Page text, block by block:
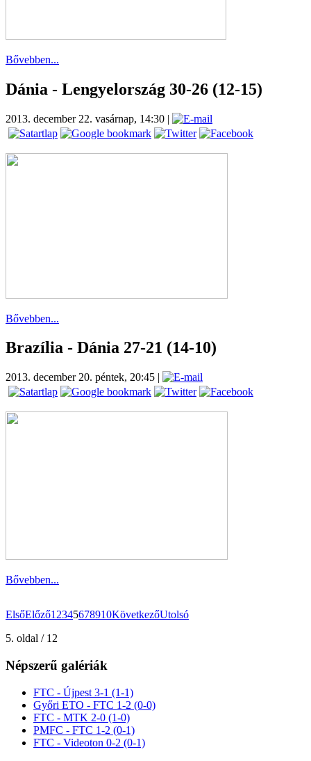
Bővebben...
Dánia - Lengyelország 30-26 (12-15)
2013. december 22. vasárnap, 14:30 |
Bővebben...
Brazília - Dánia 27-21 (14-10)
2013. december 20. péntek, 20:45 |
Bővebben...
ElsőElőző1 2345678910KövetkezőUtolsó
5. oldal / 12
Népszerű galériák
FTC - Újpest 3-1 (1-1)
Győri ETO - FTC 1-2 (0-0)
FTC - MTK 2-0 (1-0)
PMFC - FTC 1-2 (0-1)
FTC - Videoton 0-2 (0-1)